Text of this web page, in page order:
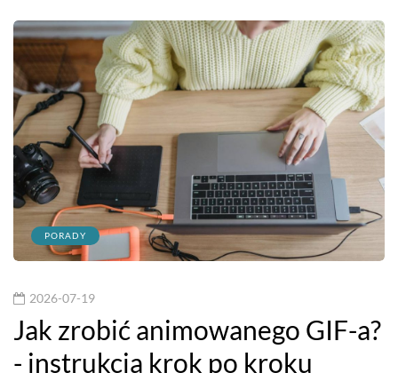
PORADY
2026-07-19
Jak zrobić animowanego GIF-a?
- instrukcja krok po kroku